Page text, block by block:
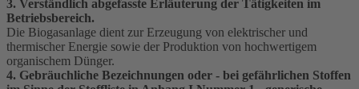
3. Verständlich abgefasste Erläuterung der Tätigkeiten im
Betriebsbereich.
Die Biogasanlage dient zur Erzeugung von elektrischer und
thermischer Energie sowie der Produktion von hochwertigem
organischem Dünger.
4. Gebräuchliche Bezeichnungen oder - bei gefährlichen Stoffen